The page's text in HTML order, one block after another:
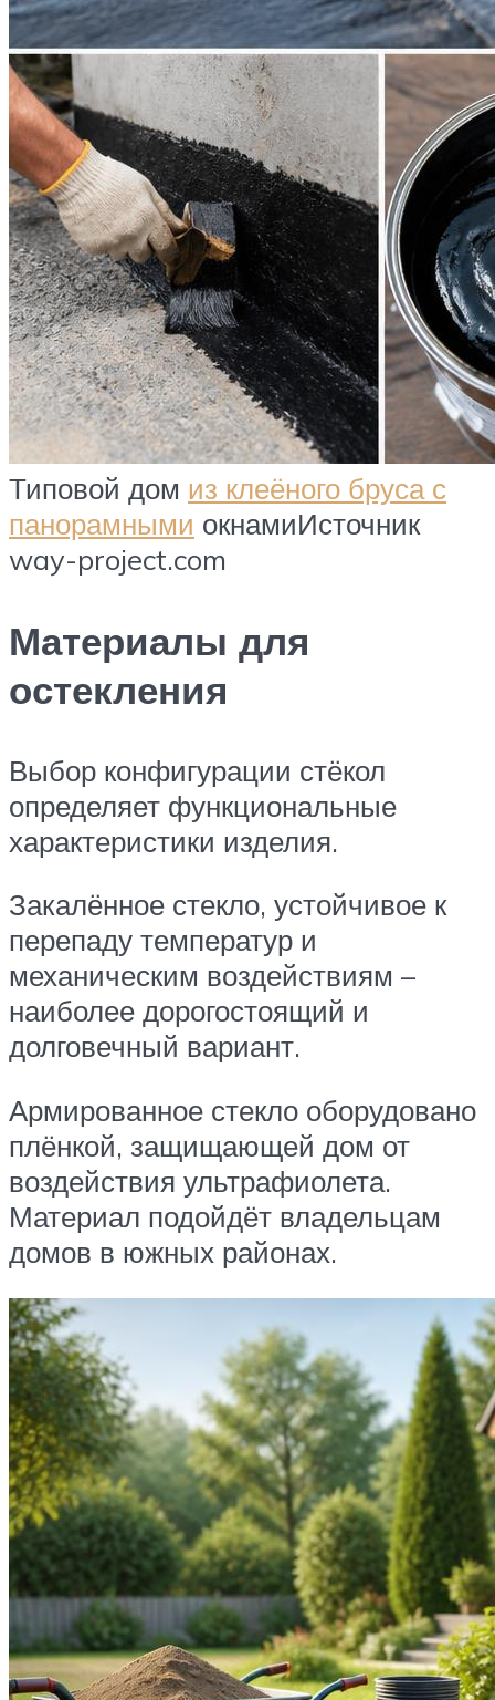
Типовой дом из клеёного бруса с
панорамными окнамиИсточник
way-project.com
Материалы для
остекления
Выбор конфигурации стёкол
определяет функциональные
характеристики изделия.
Закалённое стекло, устойчивое к
перепаду температур и
механическим воздействиям –
наиболее дорогостоящий и
долговечный вариант.
Армированное стекло оборудовано
плёнкой, защищающей дом от
воздействия ультрафиолета.
Материал подойдёт владельцам
домов в южных районах.